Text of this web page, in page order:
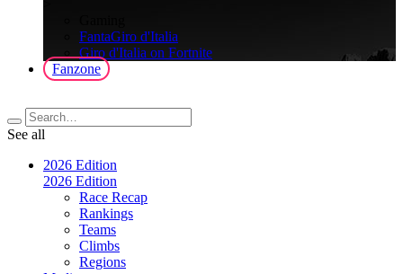
FantaGiro d'Italia
Giro d'Italia on Fortnite
Fanzone
See all
2026 Edition
2026 Edition
Race Recap
Rankings
Teams
Climbs
Regions